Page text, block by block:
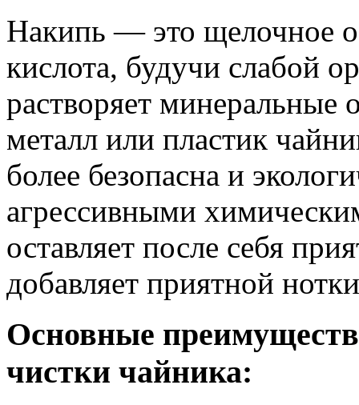
Накипь — это щелочное
кислота, будучи слабой
растворяет минеральные
металл или пластик
более безопасна и
агрессивными
оставляет после себя
добавляет приятной
Основные
чистки чайника: